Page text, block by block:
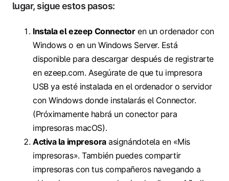
lugar, sigue estos pasos:
Instala el ezeep Connectoren un ordenador con
Windows o en un Windows Server. Está
disponible para descargar después de registrarte
en ezeep.com. Asegúrate de que tu impresora
USB ya esté instalada en el ordenador o servidor
con Windows donde instalarás el Connector.
(Próximamente habrá un conector para
impresoras macOS).
Activa la impresoraasignándotela en «Mis
impresoras». También puedes compartir
impresoras con tus compañeros navegando a